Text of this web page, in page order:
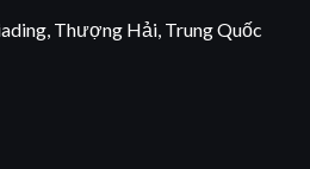
Thượng Hải, Trung Quốc